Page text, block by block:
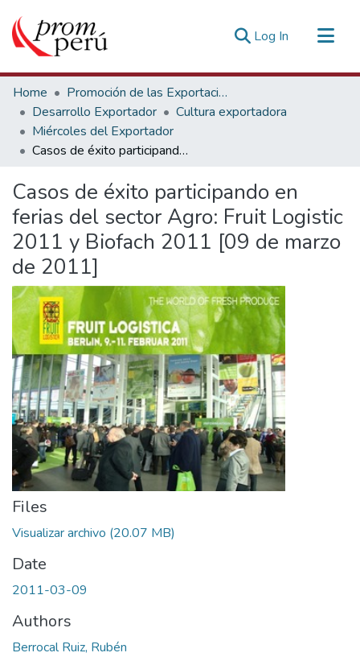
Log In (current)
Communities & Collections
All of DSpace
Statistics
Estadísticas Externas
Home
Promoción de las Exportaciones
Desarrollo Exportador
Cultura exportadora
Miércoles del Exportador
Casos de éxito participando en ferias del sector Agro: Fruit Logistic 2011 y Biofach 2011 [09 de marzo de 2011]
Casos de éxito participando en
ferias del sector Agro: Fruit Logistic
2011 y Biofach 2011 [09 de marzo
de 2011]
Files
Visualizar archivo (20.07 MB)
Date
2011-03-09
Authors
Berrocal Ruiz, Rubén